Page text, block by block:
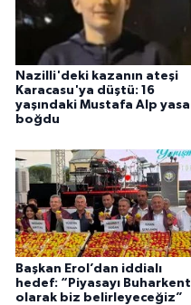
Nazilli'deki kazanın ateşi
Karacasu'ya düştü: 16
yaşındaki Mustafa Alp yasa
boğdu
Başkan Erol’dan iddialı
hedef: “Piyasayı Buharkent
olarak biz belirleyeceğiz”